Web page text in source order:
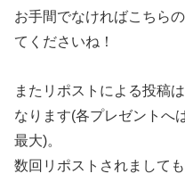
お手間でなければこちら
てくださいね！
またリポストによる投稿
なります(各プレゼントへ
最大)。
数回リポストされまして